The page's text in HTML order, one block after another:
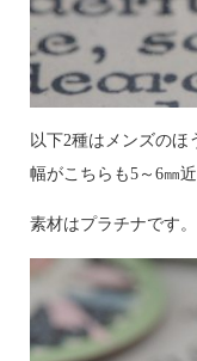
以下2種はメンズのほ
幅がこちらも5～6㎜
素材はプラチナです。